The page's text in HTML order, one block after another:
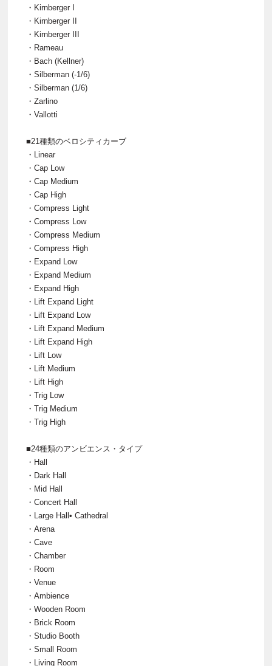
・Kirnberger I
・Kirnberger II
・Kirnberger III
・Rameau
・Bach (Kellner)
・Silberman (-1/6)
・Silberman (1/6)
・Zarlino
・Vallotti
■21種類のベロシティカーブ
・Linear
・Cap Low
・Cap Medium
・Cap High
・Compress Light
・Compress Low
・Compress Medium
・Compress High
・Expand Low
・Expand Medium
・Expand High
・Lift Expand Light
・Lift Expand Low
・Lift Expand Medium
・Lift Expand High
・Lift Low
・Lift Medium
・Lift High
・Trig Low
・Trig Medium
・Trig High
■24種類のアンビエンス・タイプ
・Hall
・Dark Hall
・Mid Hall
・Concert Hall
・Large Hall• Cathedral
・Arena
・Cave
・Chamber
・Room
・Venue
・Ambience
・Wooden Room
・Brick Room
・Studio Booth
・Small Room
・Living Room